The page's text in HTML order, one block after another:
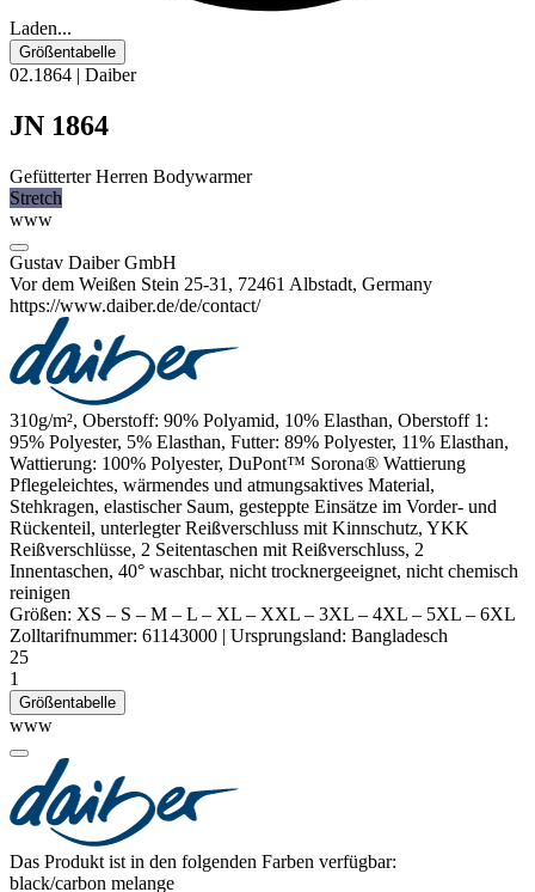
Laden...
Größentabelle
02.1864 | Daiber
JN 1864
Gefütterter Herren Bodywarmer
Stretch
www
Gustav Daiber GmbH
Vor dem Weißen Stein 25-31, 72461 Albstadt, Germany
https://www.daiber.de/de/contact/
310g/m², Oberstoff: 90% Polyamid, 10% Elasthan, Oberstoff 1:
95% Polyester, 5% Elasthan, Futter: 89% Polyester, 11% Elasthan,
Wattierung: 100% Polyester, DuPont™ Sorona® Wattierung
Pflegeleichtes, wärmendes und atmungsaktives Material,
Stehkragen, elastischer Saum, gesteppte Einsätze im Vorder- und
Rückenteil, unterlegter Reißverschluss mit Kinnschutz, YKK
Reißverschlüsse, 2 Seitentaschen mit Reißverschluss, 2
Innentaschen, 40° waschbar, nicht trocknergeeignet, nicht chemisch
reinigen
Größen: XS – S – M – L – XL – XXL – 3XL – 4XL – 5XL – 6XL
Zolltarifnummer: 61143000 | Ursprungsland: Bangladesch
25
1
Größentabelle
www
Das Produkt ist in den folgenden Farben verfügbar:
black/​carbon melange